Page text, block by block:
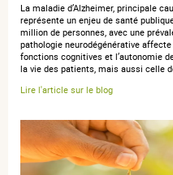
La maladie d’Alzheimer, principale
représente un enjeu de santé
million de personnes, avec une
pathologie neurodégénérative
fonctions cognitives et l’autonomie
la vie des patients, mais aussi celle
Lire l'article sur le blog